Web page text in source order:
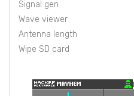
Signal gen
Wave viewer
Antenna length
Wipe SD card